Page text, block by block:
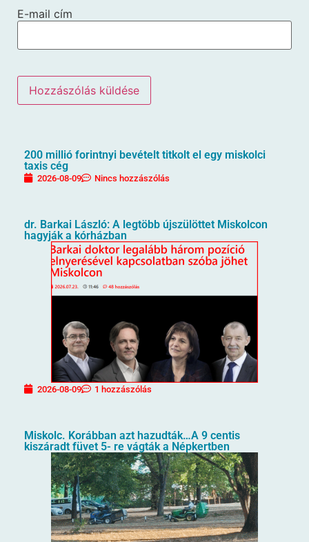
E-mail cím
200 millió forintnyi bevételt titkolt el egy miskolci
taxis cég
2026-08-09 Nincs hozzászólás
dr. Barkai László: A legtöbb újszülöttet Miskolcon
hagyják a kórházban
2026-08-09 1 hozzászólás
Miskolc. Korábban azt hazudták…A 9 centis
kiszáradt füvet 5- re vágták a Népkertben